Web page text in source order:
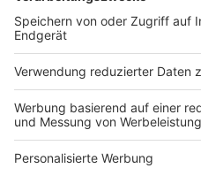
Bauprojekt-Quiz
Häuser-Suche
Hausanbieter-Suche
Bauprojekt-Profil
Für Unternehmen